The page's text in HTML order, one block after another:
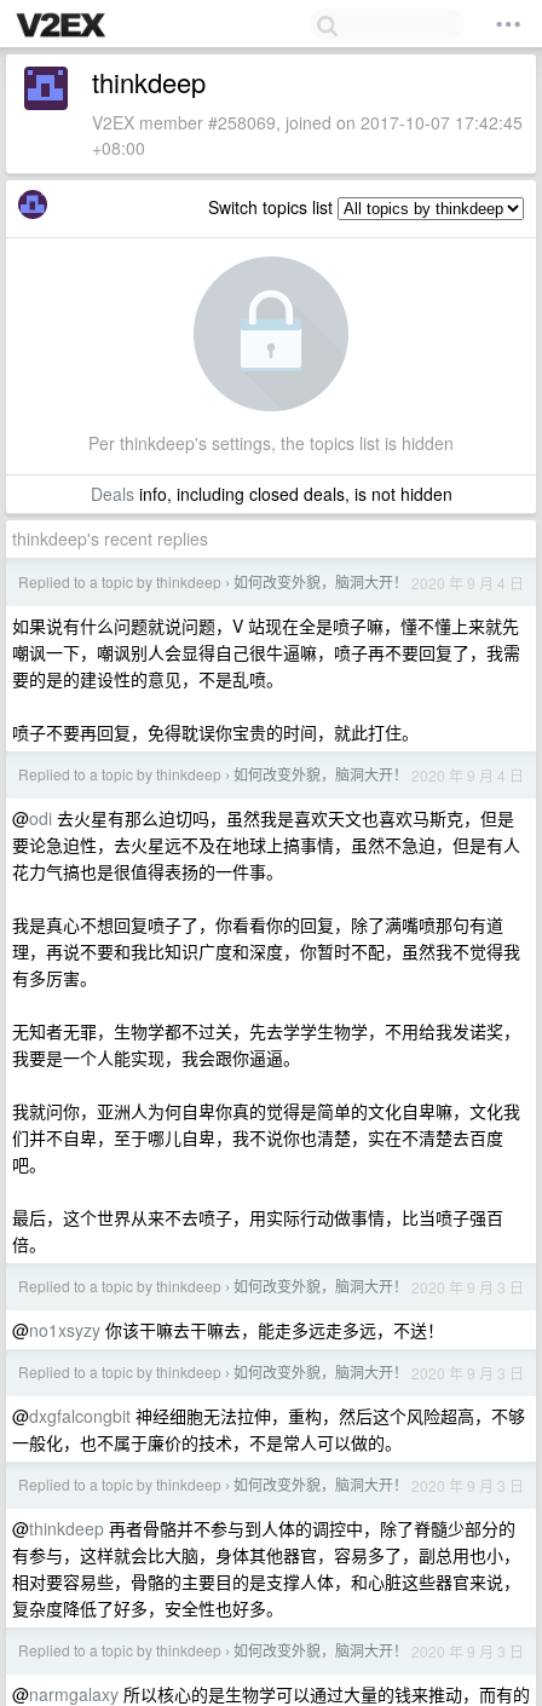
thinkdeep
V2EX member #258069, joined on 2017-10-07 17:42:45
+08:00
Switch topics list
Per thinkdeep's settings, the topics list is hidden
Dealsinfo, including closed deals, is not hidden
thinkdeep's recent replies
Replied to a topic by thinkdeep › 如何改变外貌，脑洞大开！ 2020 年 9 月 4 日
如果说有什么问题就说问题，V 站现在全是喷子嘛，懂不懂上来就先
嘲讽一下，嘲讽别人会显得自己很牛逼嘛，喷子再不要回复了，我需
要的是的建设性的意见，不是乱喷。
喷子不要再回复，免得耽误你宝贵的时间，就此打住。
Replied to a topic by thinkdeep › 如何改变外貌，脑洞大开！ 2020 年 9 月 4 日
@odi 去火星有那么迫切吗，虽然我是喜欢天文也喜欢马斯克，但是
要论急迫性，去火星远不及在地球上搞事情，虽然不急迫，但是有人
花力气搞也是很值得表扬的一件事。
我是真心不想回复喷子了，你看看你的回复，除了满嘴喷那句有道
理，再说不要和我比知识广度和深度，你暂时不配，虽然我不觉得我
有多厉害。
无知者无罪，生物学都不过关，先去学学生物学，不用给我发诺奖，
我要是一个人能实现，我会跟你逼逼。
我就问你，亚洲人为何自卑你真的觉得是简单的文化自卑嘛，文化我
们并不自卑，至于哪儿自卑，我不说你也清楚，实在不清楚去百度
吧。
最后，这个世界从来不去喷子，用实际行动做事情，比当喷子强百
倍。
Replied to a topic by thinkdeep › 如何改变外貌，脑洞大开！ 2020 年 9 月 3 日
@no1xsyzy 你该干嘛去干嘛去，能走多远走多远，不送！
Replied to a topic by thinkdeep › 如何改变外貌，脑洞大开！ 2020 年 9 月 3 日
@dxgfalcongbit 神经细胞无法拉伸，重构，然后这个风险超高，不够
一般化，也不属于廉价的技术，不是常人可以做的。
Replied to a topic by thinkdeep › 如何改变外貌，脑洞大开！ 2020 年 9 月 3 日
@thinkdeep 再者骨骼并不参与到人体的调控中，除了脊髓少部分的
有参与，这样就会比大脑，身体其他器官，容易多了，副总用也小，
相对要容易些，骨骼的主要目的是支撑人体，和心脏这些器官来说，
复杂度降低了好多，安全性也好多。
Replied to a topic by thinkdeep › 如何改变外貌，脑洞大开！ 2020 年 9 月 3 日
@narmgalaxy 所以核心的是生物学可以通过大量的钱来推动，而有的